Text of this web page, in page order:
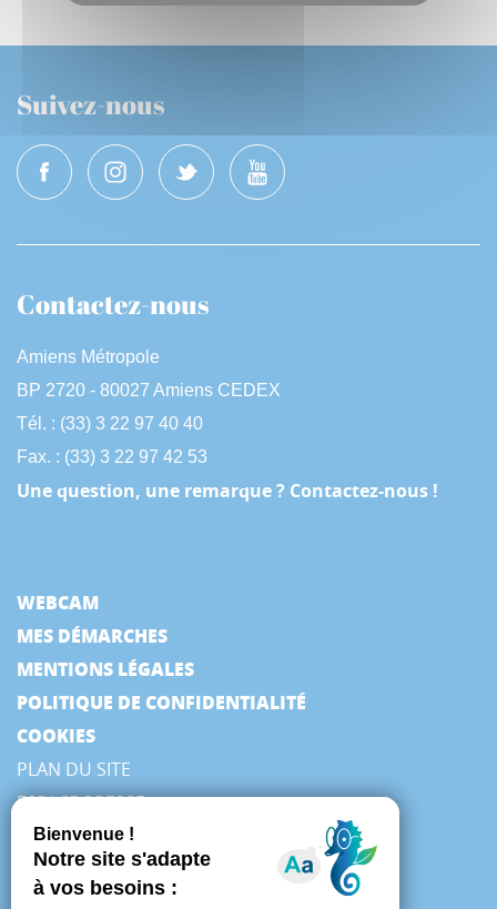
Suivez-nous
Contactez-nous
Amiens Métropole
BP 2720 - 80027 Amiens CEDEX
Tél. : (33) 3 22 97 40 40
Fax. : (33) 3 22 97 42 53
Une question, une remarque ? Contactez-nous !
WEBCAM
MES DÉMARCHES
MENTIONS LÉGALES
POLITIQUE DE CONFIDENTIALITÉ
COOKIES
PLAN DU SITE
ESPACE PRESSE